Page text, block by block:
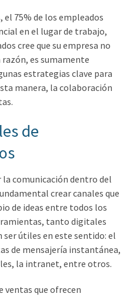
el 75% de los empleados
en el lugar de trabajo,
cree que su empresa no
es sumamente
estrategias clave para
manera, la colaboración
de
comunicación dentro del
crear canales que
de ideas entre todos los
tanto digitales
útiles en este sentido: el
de mensajería instantánea,
la intranet, entre otros.
ventas que ofrecen